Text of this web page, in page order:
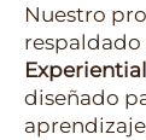
Nuestro
diseñado